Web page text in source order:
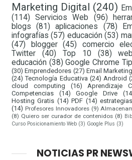
Marketing Digital (240)
(114)
Servicios Web (96)
blogs
(81) aplicaciones (78)
infografías (57) educación (53)
(47)
blogger (45) comercio
Twitter
(40) Top 10 (38)
educación (38) Google Chrome
(30) Emprendedores (27) Email Marketing
(24) Tecnología Educativa (24) Android
cloud computing
(16) Aprendizaje
Competencias
(14) Google Drive
Hosting Gratis (14) PDF (14)
(14) Profesores Innovadores (9)
(8) Quiero ser curador de contenidos (8)
Curso Posicionamiento Web (3) Google Plus (3)
NOTICIAS PR